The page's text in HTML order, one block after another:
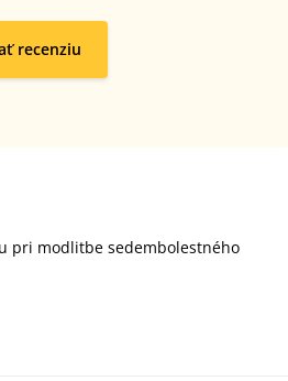
recenziu
pri modlitbe sedembolestného